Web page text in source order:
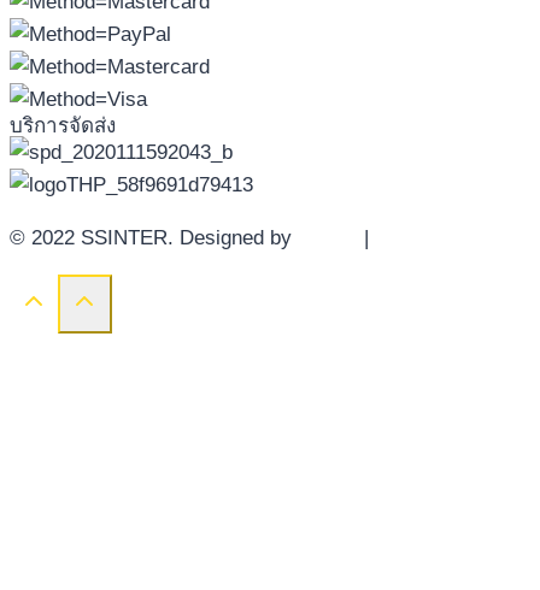
บริการจัดส่ง
© 2022 SSINTER. Designed by |